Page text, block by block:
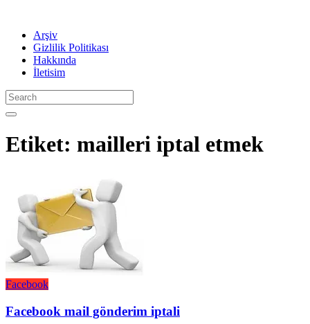
Arşiv
Gizlilik Politikası
Hakkında
İletisim
Etiket: mailleri iptal etmek
Facebook
Facebook mail gönderim iptali